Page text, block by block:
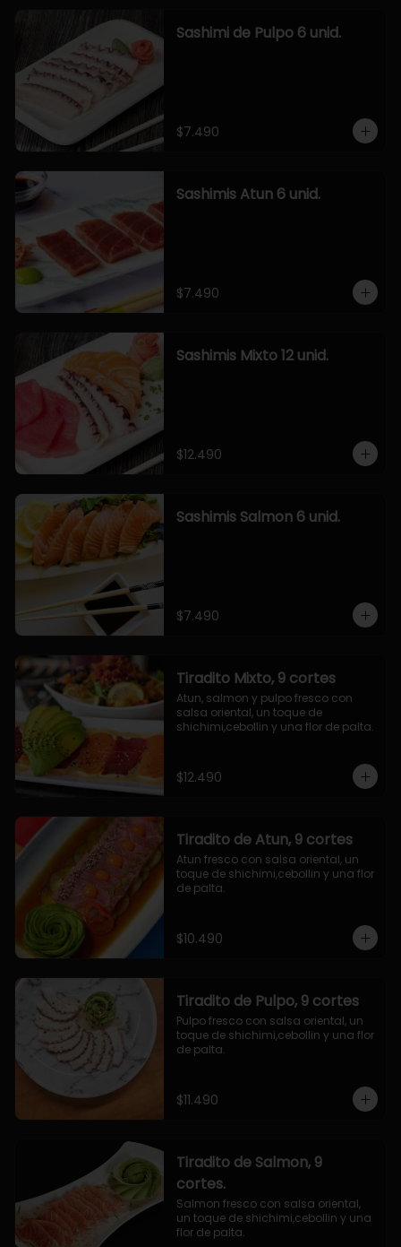
Sashimi de Pulpo 6 unid.
$7.490
Sashimis Atun 6 unid.
$7.490
Sashimis Mixto 12 unid.
$12.490
Sashimis Salmon 6 unid.
$7.490
Tiradito Mixto, 9 cortes
Atun, salmon y pulpo fresco con
salsa oriental, un toque de
shichimi,cebollin y una flor de palta.
$12.490
Tiradito de Atun, 9 cortes
Atun fresco con salsa oriental, un
toque de shichimi,cebollin y una flor
de palta.
$10.490
Tiradito de Pulpo, 9 cortes
Pulpo fresco con salsa oriental, un
toque de shichimi,cebollin y una flor
de palta.
$11.490
Tiradito de Salmon, 9
cortes.
Salmon fresco con salsa oriental,
un toque de shichimi,cebollin y una
flor de palta.